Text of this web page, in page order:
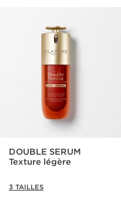
DOUBLE SERUM
Texture légère
3 TAILLES